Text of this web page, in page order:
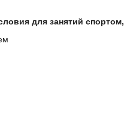
для занятий спортом,